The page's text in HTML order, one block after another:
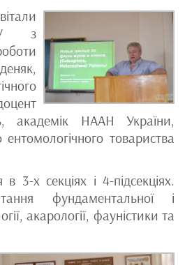
з
академік НААН України,
ентомологічного товариства
в 3-х секціях і 4-підсекціях.
фундаментальної і
акарології, фауністики та